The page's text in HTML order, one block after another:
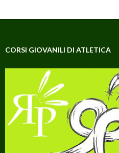
CORSI GIOVANILI DI ATLETICA